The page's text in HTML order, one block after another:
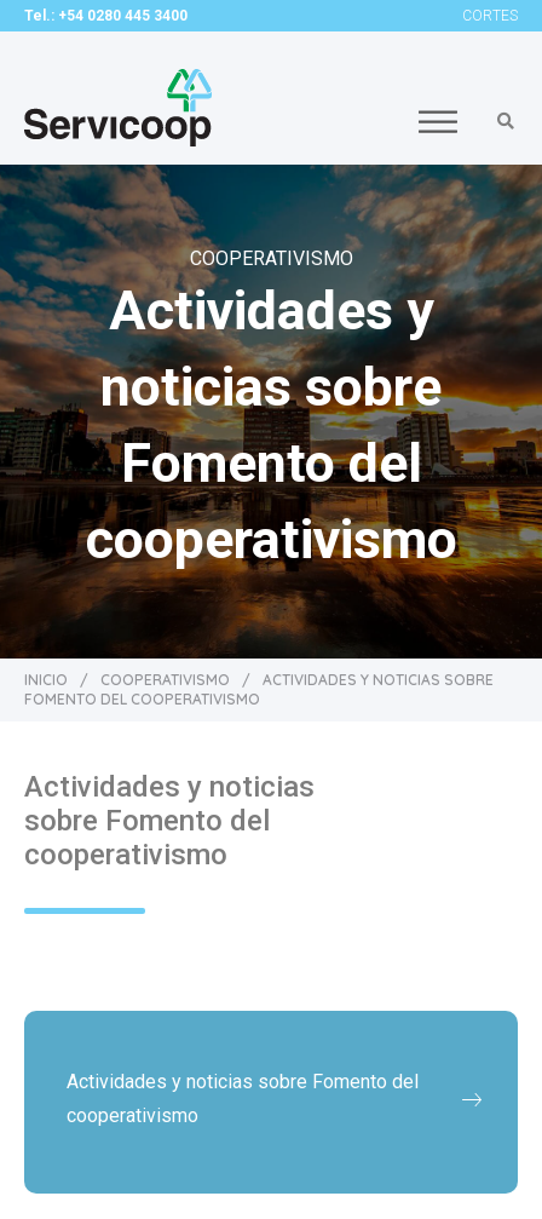
Tel.: +54 0280 445 3400 CORTES
COOPERATIVISMO
Actividades y
noticias sobre
Fomento del
cooperativismo
INICIO / COOPERATIVISMO /
ACTIVIDADES Y NOTICIAS SOBRE
FOMENTO DEL COOPERATIVISMO
Actividades y noticias
sobre Fomento del
cooperativismo
Actividades y noticias sobre Fomento del
cooperativismo